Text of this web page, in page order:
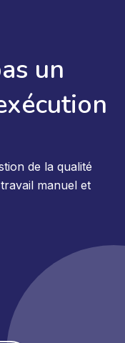
un
de la qualité
manuel et